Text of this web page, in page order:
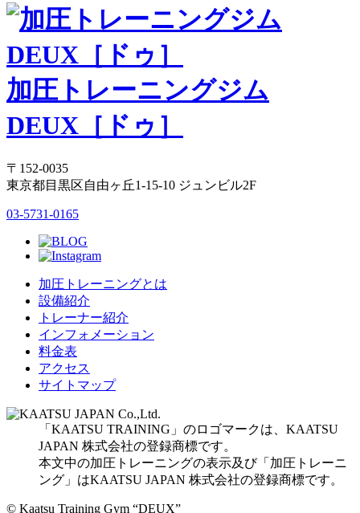
加圧トレーニングジム
DEUX［ドゥ］
〒152-0035
東京都目黒区自由ヶ丘1-15-10 ジュンビル2F
03-5731-0165
加圧トレーニングとは
設備紹介
トレーナー紹介
インフォメーション
料金表
アクセス
サイトマップ
「KAATSU TRAINING」のロゴマークは、KAATSU
JAPAN 株式会社の登録商標です。
本文中の加圧トレーニングの表示及び「加圧トレーニ
ング」はKAATSU JAPAN 株式会社の登録商標です。
© Kaatsu Training Gym “DEUX”